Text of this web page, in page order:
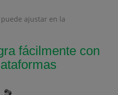
ajustar en la
fácilmente con